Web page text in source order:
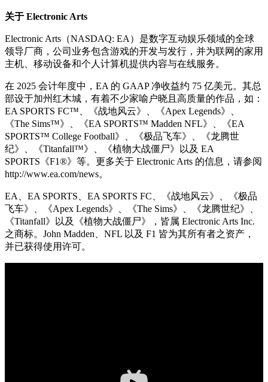
关于 Electronic Arts
Electronic Arts（NASDAQ: EA）是数字互动娱乐领域的全球
领导厂商，公司业务包含游戏的开发与发行，并为联网的家用
主机、移动设备和个人计算机提供内容与在线服务。
在 2025 会计年度中，EA 的 GAAP 净收益约 75 亿美元。其总
部设于加州红木城，有着不少家喻户晓且高质量的作品，如：
EA SPORTS FC™、《战地风云》、《Apex Legends》、
《The Sims™》、《EA SPORTS™ Madden NFL》、《EA
SPORTS™ College Football》、《极品飞车》、《龙腾世
纪》、《Titanfall™》、《植物大战僵尸》以及 EA
SPORTS《F1®》等。更多关于 Electronic Arts 的信息，请参阅
http://www.ea.com/news。
EA、EA SPORTS、EA SPORTS FC、《战地风云》、《极品
飞车》、《Apex Legends》、《The Sims》、《龙腾世纪》、
《Titanfall》以及《植物大战僵尸》，皆属 Electronic Arts Inc.
之商标。John Madden、NFL 以及 F1 皆为其所有者之资产，
并已获得使用许可。